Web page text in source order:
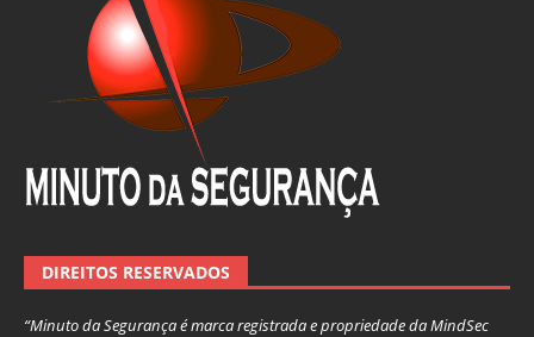
DIREITOS RESERVADOS
“Minuto da Segurança é marca registrada e propriedade da MindSec